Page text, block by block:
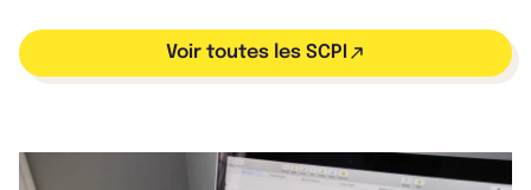
Voir toutes les SCPI